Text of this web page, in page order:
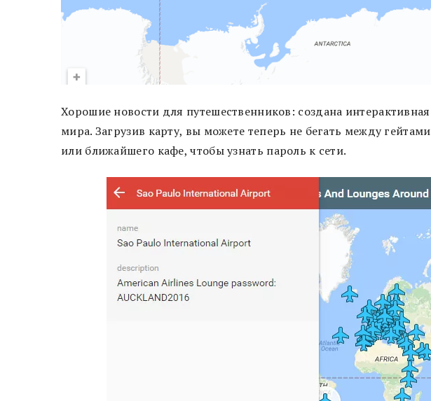
Хорошие новости для путешественников: создана
мира. Загрузив карту, вы можете теперь не бегать между
или ближайшего кафе, чтобы узнать пароль к сети.